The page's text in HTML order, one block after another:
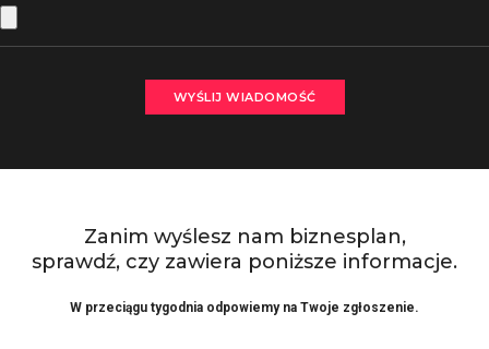
Zanim wyślesz nam biznesplan,
sprawdź, czy zawiera poniższe informacje.
W przeciągu tygodnia odpowiemy na Twoje zgłoszenie.